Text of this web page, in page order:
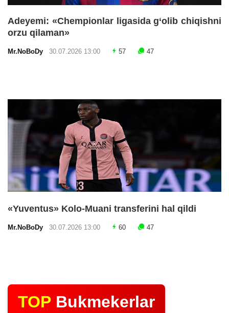
Adeyemi: «Chempionlar ligasida g‘olib chiqishni
orzu qilaman»
Mr.NoBoDy 30.07.2026 13:00 57 47
«Yuventus» Kolo-Muani transferini hal qildi
Mr.NoBoDy 30.07.2026 13:00 60 47
TOP Bukmekerlar